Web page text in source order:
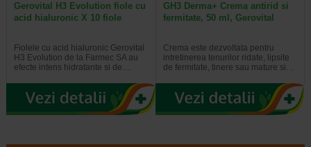
Gerovital H3 Evolution fiole cu
acid hialuronic X 10 fiole
Fiolele cu acid hialuronic Gerovital
H3 Evolution de la Farmec SA au
efecte intens hidratante si de…
GH3 Derma+ Crema antirid si
fermitate, 50 ml, Gerovital
Crema este dezvoltata pentru
intretinerea tenurilor ridate, lipsite
de fermitate, tinere sau mature si…